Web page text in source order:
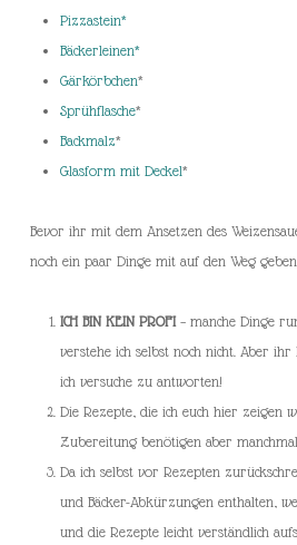
Pizzastein*
Bäckerleinen*
Gärkörbchen*
Sprühflasche*
Backmalz*
Glasform mit Deckel*
Bevor ihr mit dem Ansetzen des
noch ein paar Dinge mit auf den Weg
ICH BIN KEIN PROFI– manche Dinge
verstehe ich selbst noch nicht. Aber
ich versuche zu antworten!
Die Rezepte, die ich euch hier zeigen
Zubereitung benötigen aber
Da ich selbst vor Rezepten
und Bäcker-Abkürzungen enthalten,
und die Rezepte leicht verständlich